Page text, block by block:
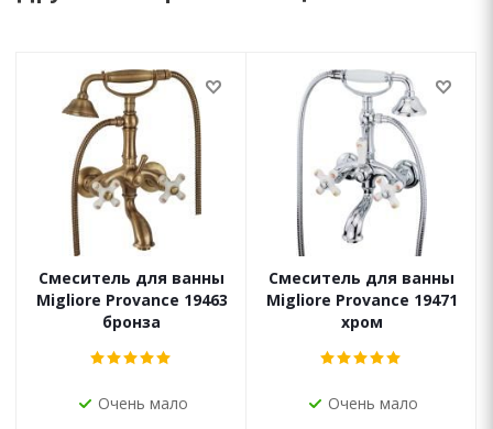
Смеситель для ванны
Migliore Provance 19463
бронза
Очень мало
Смеситель для ванны
Migliore Provance 19471
хром
Очень мало